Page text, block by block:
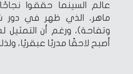
عالم السينما حققوا
ماهر، الذي ظهر في دور
وتفاحة)، ورغم أن التمثيل
أصبح لاحقًا مدربًا عبقريًا،